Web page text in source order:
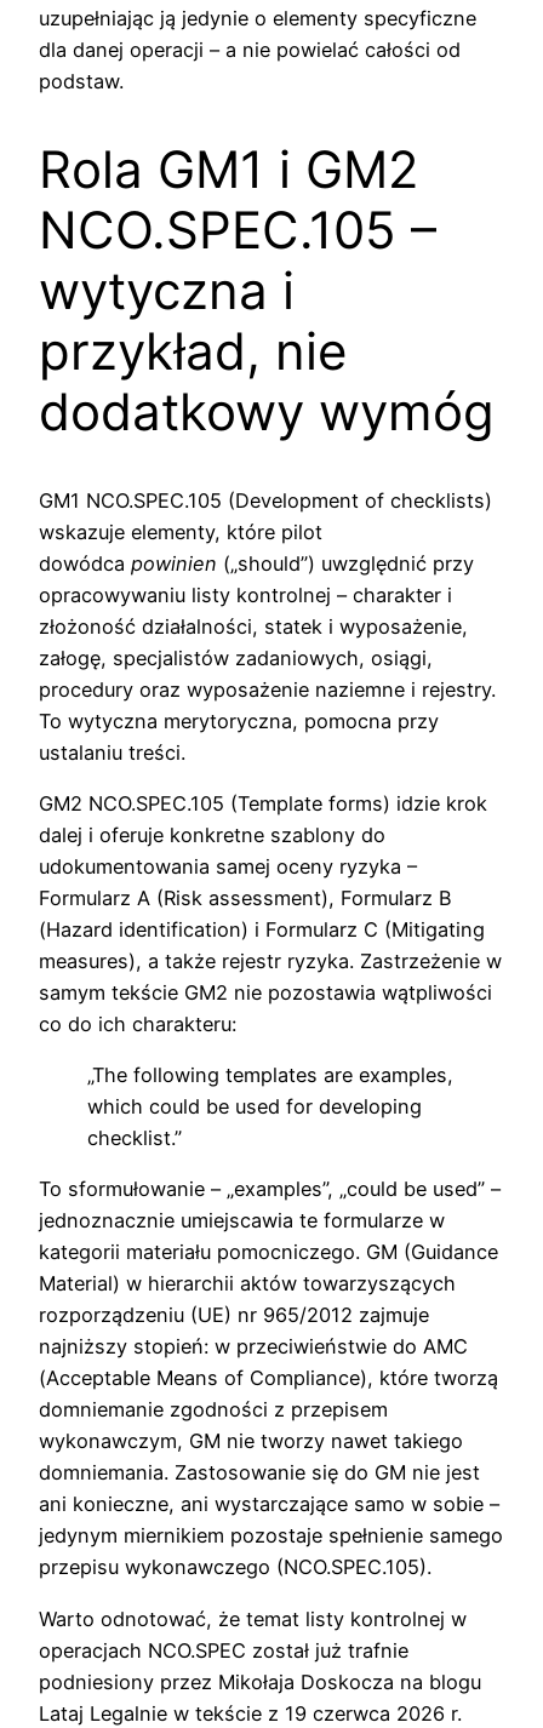
uzupełniając ją jedynie o elementy specyficzne
dla danej operacji – a nie powielać całości od
podstaw.
Rola GM1 i GM2
NCO.SPEC.105 –
wytyczna i
przykład, nie
dodatkowy wymóg
GM1 NCO.SPEC.105 (Development of checklists)
wskazuje elementy, które pilot
dowódca powinien („should”) uwzględnić przy
opracowywaniu listy kontrolnej – charakter i
złożoność działalności, statek i wyposażenie,
załogę, specjalistów zadaniowych, osiągi,
procedury oraz wyposażenie naziemne i rejestry.
To wytyczna merytoryczna, pomocna przy
ustalaniu treści.
GM2 NCO.SPEC.105 (Template forms) idzie krok
dalej i oferuje konkretne szablony do
udokumentowania samej oceny ryzyka –
Formularz A (Risk assessment), Formularz B
(Hazard identification) i Formularz C (Mitigating
measures), a także rejestr ryzyka. Zastrzeżenie w
samym tekście GM2 nie pozostawia wątpliwości
co do ich charakteru:
„The following templates are examples,
which could be used for developing
checklist.”
To sformułowanie – „examples”, „could be used” –
jednoznacznie umiejscawia te formularze w
kategorii materiału pomocniczego. GM (Guidance
Material) w hierarchii aktów towarzyszących
rozporządzeniu (UE) nr 965/2012 zajmuje
najniższy stopień: w przeciwieństwie do AMC
(Acceptable Means of Compliance), które tworzą
domniemanie zgodności z przepisem
wykonawczym, GM nie tworzy nawet takiego
domniemania. Zastosowanie się do GM nie jest
ani konieczne, ani wystarczające samo w sobie –
jedynym miernikiem pozostaje spełnienie samego
przepisu wykonawczego (NCO.SPEC.105).
Warto odnotować, że temat listy kontrolnej w
operacjach NCO.SPEC został już trafnie
podniesiony przez Mikołaja Doskocza na blogu
Lataj Legalnie w tekście z 19 czerwca 2026 r.